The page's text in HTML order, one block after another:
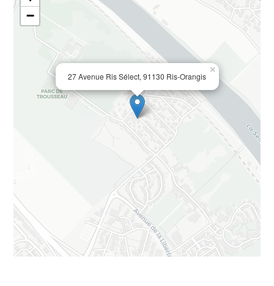
27 Avenue Ris Sélect, 91130 Ris-Orangis
×
−